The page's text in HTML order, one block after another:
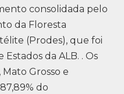
consolidada pelo
da Floresta
(Prodes), que foi
da ALB. . Os
Mato Grosso e
do